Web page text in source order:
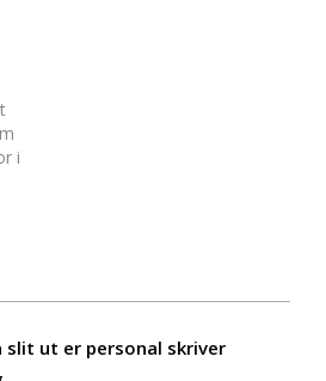
i
slit ut er personal skriver